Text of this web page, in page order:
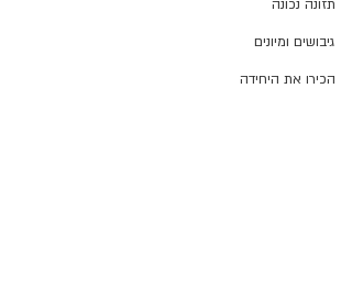
תזונה נכונה
גיבושים ומיונים
הכירו את היחידה